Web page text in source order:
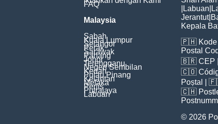
FAQ
Malaysia
Sabah
Kuala Lumpur
Selangor
Perak
Sarawak
Pahang
Johor
Terengganu
Negeri Sembilan
Kedah
Pulau Pinang
Kelantan
Melaka
Perlis
Putrajaya
Labuan
Labuan
Jerantut|
Kepala
🇵🇭
Postal
🇧🇷 CEP
🇨🇴
Poștal
|
🇨🇭
© 2026